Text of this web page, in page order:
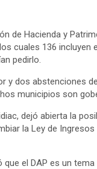
de Hacienda y
cuales 136 incluyen
pedirlo.
dos abstenciones
municipios son
dejó abierta la
la Ley de
el DAP es un